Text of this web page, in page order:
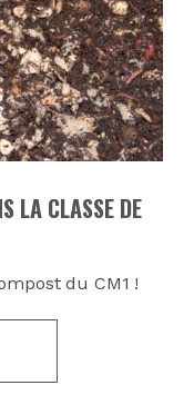
LA CLASSE DE
du CM1 !